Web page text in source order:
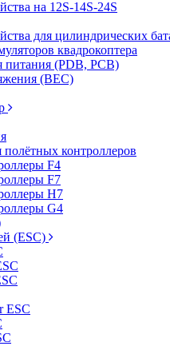
на 12S-14S-24S
для цилиндрических
квадрокоптера
питания (PDB, PCB)
(BEC)
полётных контроллеров
F4
F7
H7
G4
(ESC)
ESC